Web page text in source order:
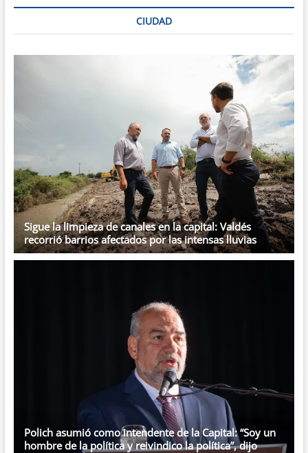
CIUDAD
Sigue la limpieza de canales en la capital: Valdés
recorrió barrios afectados por las intensas lluvias
Polich asumió como intendente de la Capital: “Soy un
hombre de la política y reivindico la política”, dijo